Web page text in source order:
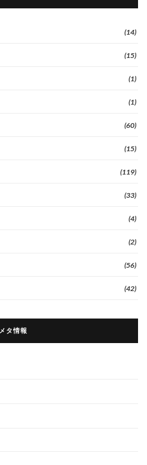
(14)
(15)
(1)
(1)
(60)
(15)
(119)
(33)
(4)
(2)
(56)
(42)
メタ情報